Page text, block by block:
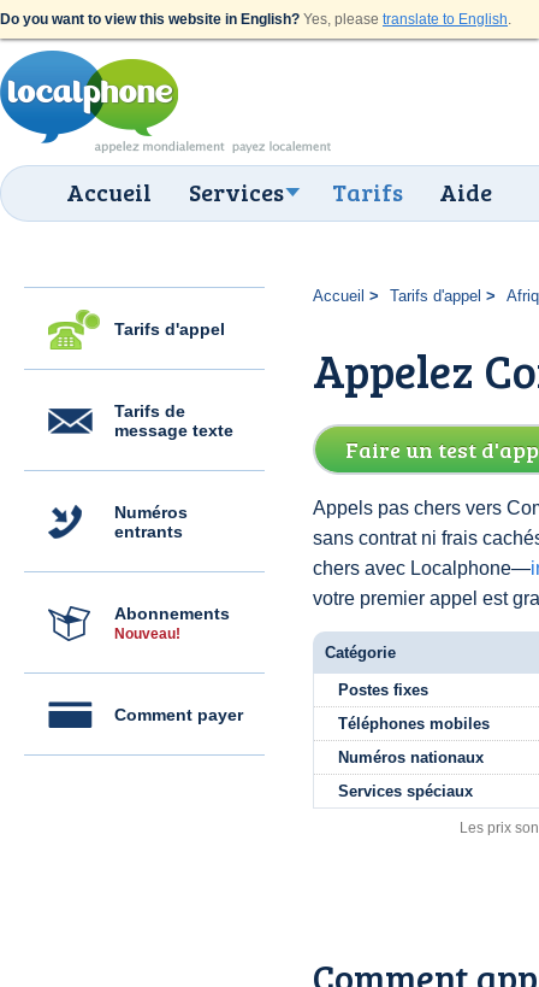
Do you want to view this website in English? Yes, please translate to English.
Accueil Services Tarifs Aide
Tarifs d'appel
Tarifs de
message texte
Numéros
entrants
Abonnements
Nouveau!
Comment payer
Accueil Tarifs d'appel
Appelez
Faire un test
Appels pas chers vers
sans contrat ni frais
chers avec Localphone—
votre premier appel est
Catégorie
Postes fixes
Téléphones mobiles
Numéros nationaux
Services spéciaux
Les prix
Comment